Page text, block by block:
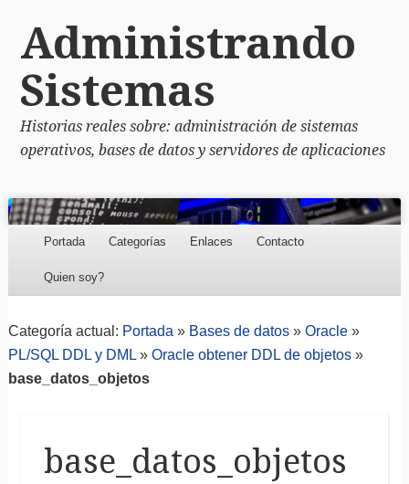
Administrando
Sistemas
Historias reales sobre: administración de sistemas
operativos, bases de datos y servidores de aplicaciones
Menu
Skip to content
Portada Categorías Enlaces Contacto
Quien soy?
Categoría actual: Portada » Bases de datos» Oracle»
PL/SQL DDL y DML» Oracle obtener DDL de objetos»
base_datos_objetos
base_datos_objetos